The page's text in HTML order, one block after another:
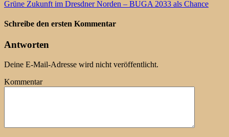
Grüne Zukunft im Dresdner Norden – BUGA 2033 als Chance
Schreibe den ersten Kommentar
Antworten
Deine E-Mail-Adresse wird nicht veröffentlicht.
Kommentar